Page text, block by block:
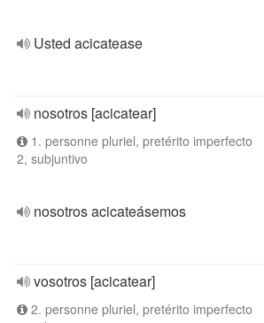
Usted acicatease
nosotros [acicatear]
1. personne pluriel, pretérito imperfecto
2, subjuntivo
nosotros acicateásemos
vosotros [acicatear]
2. personne pluriel, pretérito imperfecto